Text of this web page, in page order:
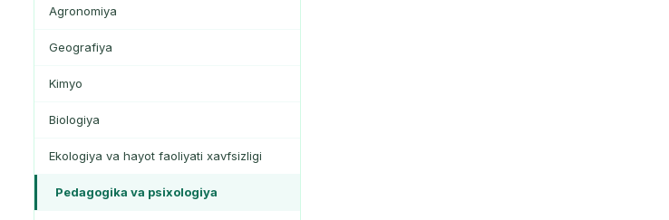
Agronomiya
Geografiya
Kimyo
Biologiya
Ekologiya va hayot faoliyati xavfsizligi
Pedagogika va psixologiya